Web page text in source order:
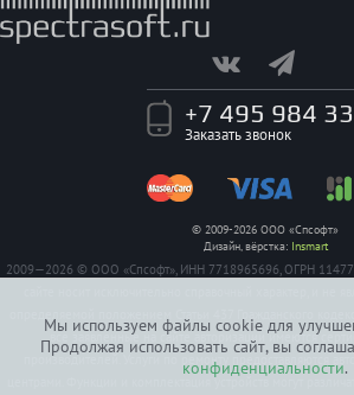
Мы используем файлы cookie для
Продолжая использовать сайт, вы
конфиденциальности.
+7 495 984
Заказать звонок
© 2009-2026 ООО «Спсофт»
Дизайн, вёрстка: Insmart
2009—2026 © ООО «Спсофт», ИНН 7718965696, ОГРН
определяемой положением Статьи 437 Гражданского
все заявленные на сайте авторизации имеются
производителей. Услуги по ремонту предоставляются
центрами. Функции и комплектация устройств могут